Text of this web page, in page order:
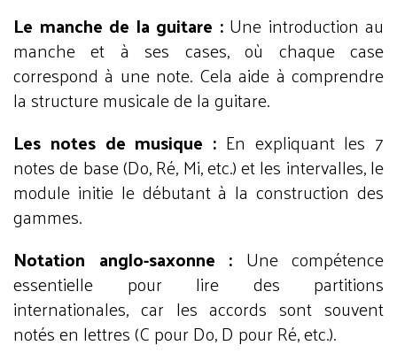
Le manche de la guitare :Une introduction au
manche et à ses cases, où chaque case
correspond à une note. Cela aide à comprendre
la structure musicale de la guitare.
Les notes de musique : En expliquant les 7
notes de base (Do, Ré, Mi, etc.) et les intervalles, le
module initie le débutant à la construction des
gammes.
Notation anglo-saxonne : Une compétence
essentielle pour lire des partitions
internationales, car les accords sont souvent
notés en lettres (C pour Do, D pour Ré, etc.).